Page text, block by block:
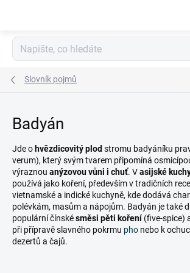
Slovník pojmů
Badyán
Jde o hvězdicovitý plod stromu badyáníku
verum), který svým tvarem připomíná
výraznou anýzovou vůni i chuť. Vasijské
používá jako koření, především v tradičních
vietnamské a indické kuchyně, kde dodává
polévkám, masům a nápojům. Badyán je také
populární čínskésměsi pěti koření(five-spice)
při přípravě slavného pokrmu pho nebo k
dezertů a čajů.